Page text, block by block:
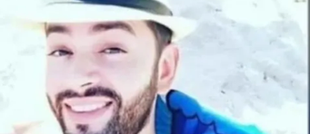
Coluna André Marsiglia (Im)pertinências
Justiça Fama-Celebridades